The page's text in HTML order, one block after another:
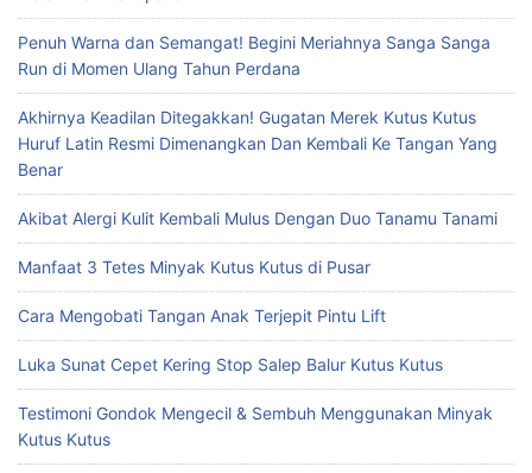
Penuh Warna dan Semangat! Begini Meriahnya Sanga Sanga
Run di Momen Ulang Tahun Perdana
Akhirnya Keadilan Ditegakkan! Gugatan Merek Kutus Kutus
Huruf Latin Resmi Dimenangkan Dan Kembali Ke Tangan Yang
Benar
Akibat Alergi Kulit Kembali Mulus Dengan Duo Tanamu Tanami
Manfaat 3 Tetes Minyak Kutus Kutus di Pusar
Cara Mengobati Tangan Anak Terjepit Pintu Lift
Luka Sunat Cepet Kering Stop Salep Balur Kutus Kutus
Testimoni Gondok Mengecil & Sembuh Menggunakan Minyak
Kutus Kutus